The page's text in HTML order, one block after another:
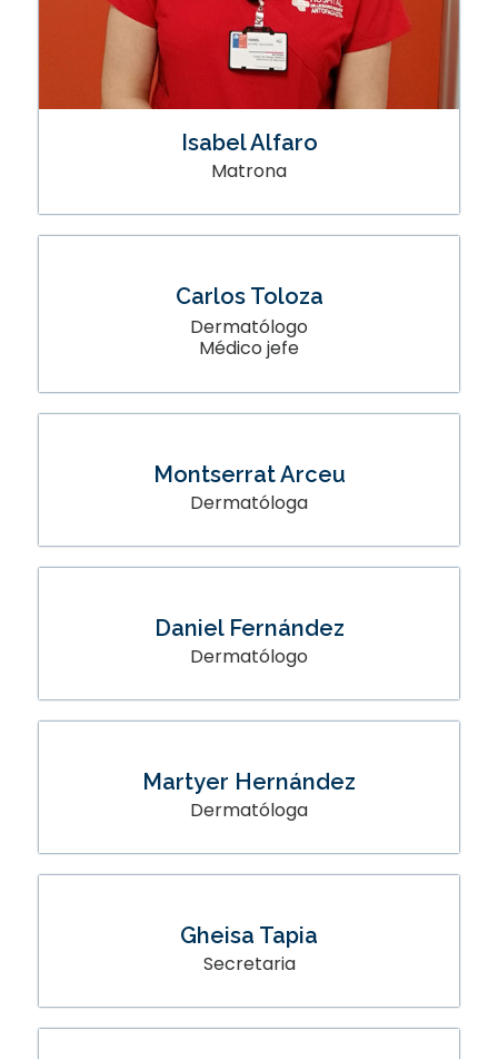
Isabel Alfaro
Matrona
Carlos Toloza
Dermatólogo
Médico jefe
Montserrat Arceu
Dermatóloga
Daniel Fernández
Dermatólogo
Martyer Hernández
Dermatóloga
Gheisa Tapia
Secretaria